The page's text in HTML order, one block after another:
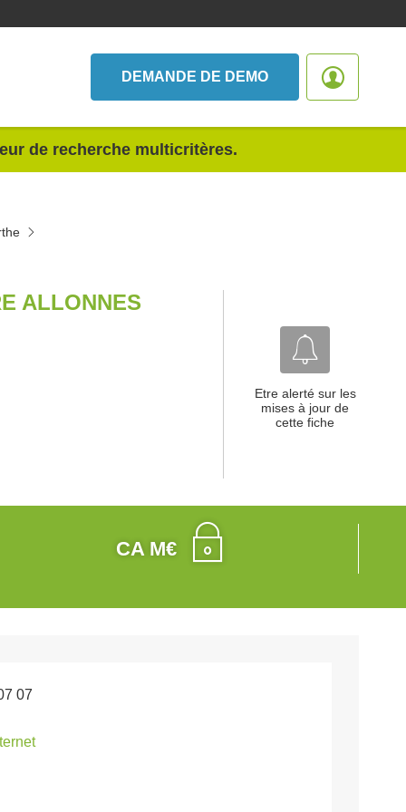
DEMANDE DE DEMO
de recherche multicritères.
ALLONNES
Etre alerté sur les
mises à jour de
cette fiche
CA M€
07